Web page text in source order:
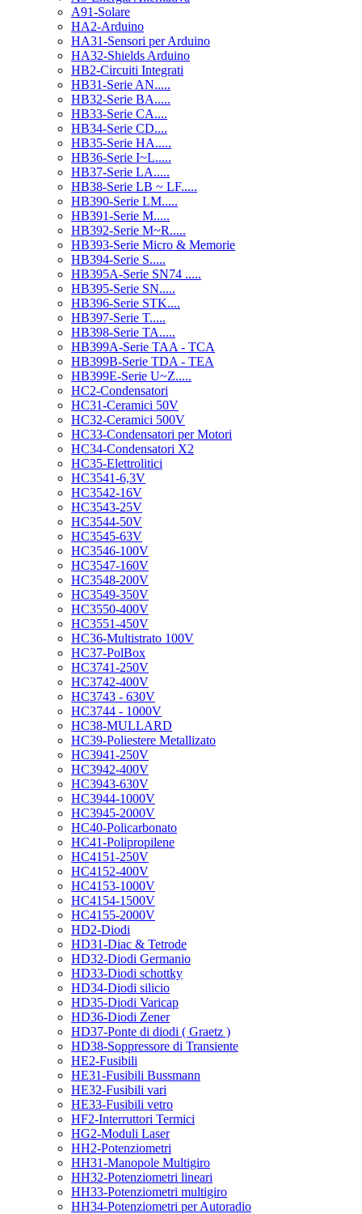
A91-Solare
HA2-Arduino
HA31-Sensori per Arduino
HA32-Shields Arduino
HB2-Circuiti Integrati
HB31-Serie AN.....
HB32-Serie BA.....
HB33-Serie CA....
HB34-Serie CD....
HB35-Serie HA.....
HB36-Serie I~L.....
HB37-Serie LA.....
HB38-Serie LB ~ LF.....
HB390-Serie LM.....
HB391-Serie M.....
HB392-Serie M~R.....
HB393-Serie Micro & Memorie
HB394-Serie S.....
HB395A-Serie SN74 .....
HB395-Serie SN.....
HB396-Serie STK....
HB397-Serie T.....
HB398-Serie TA.....
HB399A-Serie TAA - TCA
HB399B-Serie TDA - TEA
HB399E-Serie U~Z.....
HC2-Condensatori
HC31-Ceramici 50V
HC32-Ceramici 500V
HC33-Condensatori per Motori
HC34-Condensatori X2
HC35-Elettrolitici
HC3541-6,3V
HC3542-16V
HC3543-25V
HC3544-50V
HC3545-63V
HC3546-100V
HC3547-160V
HC3548-200V
HC3549-350V
HC3550-400V
HC3551-450V
HC36-Multistrato 100V
HC37-PolBox
HC3741-250V
HC3742-400V
HC3743 - 630V
HC3744 - 1000V
HC38-MULLARD
HC39-Poliestere Metallizato
HC3941-250V
HC3942-400V
HC3943-630V
HC3944-1000V
HC3945-2000V
HC40-Policarbonato
HC41-Polipropilene
HC4151-250V
HC4152-400V
HC4153-1000V
HC4154-1500V
HC4155-2000V
HD2-Diodi
HD31-Diac & Tetrode
HD32-Diodi Germanio
HD33-Diodi schottky
HD34-Diodi silicio
HD35-Diodi Varicap
HD36-Diodi Zener
HD37-Ponte di diodi ( Graetz )
HD38-Soppressore di Transiente
HE2-Fusibili
HE31-Fusibili Bussmann
HE32-Fusibili vari
HE33-Fusibili vetro
HF2-Interruttori Termici
HG2-Moduli Laser
HH2-Potenziometri
HH31-Manopole Multigiro
HH32-Potenziometri lineari
HH33-Potenziometri multigiro
HH34-Potenziometri per Autoradio